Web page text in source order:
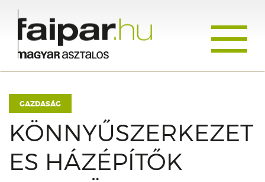
GAZDASÁG
KÖNNYŰSZERKEZET
ES HÁZÉPÍTŐK